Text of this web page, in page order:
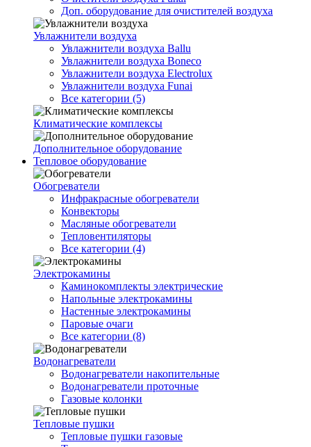
Доп. оборудование для очистителей воздуха
Увлажнители воздуха
Увлажнители воздуха Ballu
Увлажнители воздуха Boneco
Увлажнители воздуха Electrolux
Увлажнители воздуха Funai
Все категории (5)
Климатические комплексы
Дополнительное оборудование
Тепловое оборудование
Обогреватели
Инфракрасные обогреватели
Конвекторы
Масляные обогреватели
Тепловентиляторы
Все категории (4)
Электрокамины
Каминокомплекты электрические
Напольные электрокамины
Настенные электрокамины
Паровые очаги
Все категории (8)
Водонагреватели
Водонагреватели накопительные
Водонагреватели проточные
Газовые колонки
Тепловые пушки
Тепловые пушки газовые